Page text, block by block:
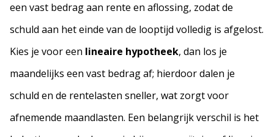
een vast bedrag aan rente en aflossing, zodat de
schuld aan het einde van de looptijd volledig is afgelost.
Kies je voor een lineaire hypotheek, dan los je
maandelijks een vast bedrag af; hierdoor dalen je
schuld en de rentelasten sneller, wat zorgt voor
afnemende maandlasten. Een belangrijk verschil is het